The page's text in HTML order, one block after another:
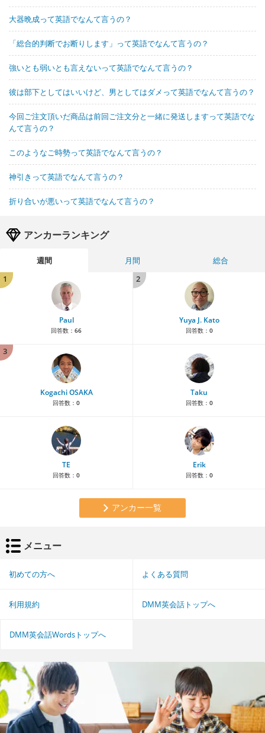
大器晩成って英語でなんて言うの？
「総合的判断でお断りします」って英語でなんて言うの？
強いとも弱いとも言えないって英語でなんて言うの？
彼は部下としてはいいけど、男としてはダメって英語でなんて言うの？
今回ご注文頂いだ商品は前回ご注文分と一緒に発送しますって英語でな
んて言うの？
このようなご時勢って英語でなんて言うの？
神引きって英語でなんて言うの？
折り合いが悪いって英語でなんて言うの？
アンカーランキング
週間 月間
総合
1
Paul
回答数： 66
2
Yuya J. Kato
回答数： 0
3
Kogachi OSAKA
回答数： 0
Taku
回答数： 0
TE
回答数： 0
Erik
回答数： 0
アンカー一覧
メニュー
初めての方へ よくある質問
利用規約 DMM英会話トップへ
DMM英会話Wordsトップへ